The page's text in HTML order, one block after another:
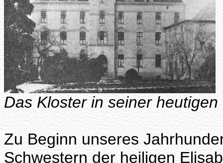
Das Kloster in seiner heutigen
Zu Beginn unseres
Schwestern der heiligen